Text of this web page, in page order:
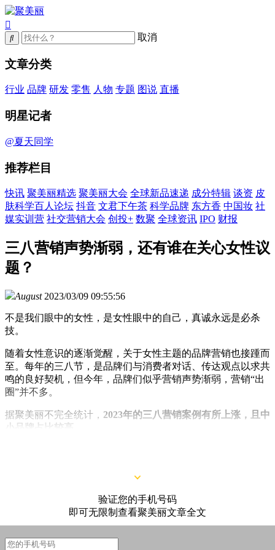
取消
文章分类
行业 品牌 研发 零售 人物 专题 图说 直播
明星记者
@夏天同学
推荐栏目
快讯 聚美丽精选 聚美丽大会 全球新品速递 成分特辑 谈资 皮
肤科学百人论坛 抖音 文君下午茶 科学品牌 东方香 中国妆 社
媒实训营 社交营销大会 创投+ 数聚 全球资讯 IPO 财报
三八营销声势渐弱，还有谁在关心女性议
题？
August 2023/03/09 09:55:56
不是我们眼中的女性，是女性眼中的自己，真诚永远是必杀
技。
随着女性意识的逐渐觉醒，关于女性主题的品牌营销也接踵而
至。每年的三八节，是品牌们与消费者对话、传达观点以求共
鸣的良好契机，但今年，品牌们似乎营销声势渐弱，营销“出
圈”并不多。
据聚美丽不完全统计， 2023年的三八营销案例有所上涨，且中
小品牌占比较高。
验证您的手机号码
即可无限制查看聚美丽文章全文